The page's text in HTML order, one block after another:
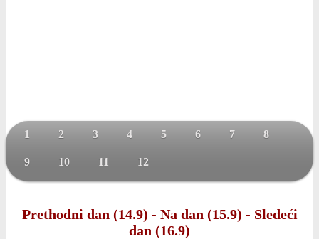
1 2 3 4 5 6 7 8
9 10 11 12
Prethodni dan (14.9) - Na dan (15.9) - Sledeći
dan (16.9)